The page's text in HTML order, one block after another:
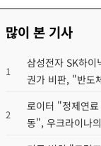
많이 본 기사
1
삼성전자 SK하이
권가 비판, "반도
2
로이터 "정제연
동", 우크라이나